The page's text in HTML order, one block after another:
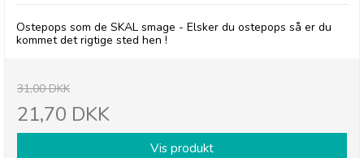
Ostepops som de SKAL smage - Elsker du ostepops så er du
kommet det rigtige sted hen !
31,00 DKK
21,70 DKK
Vis produkt